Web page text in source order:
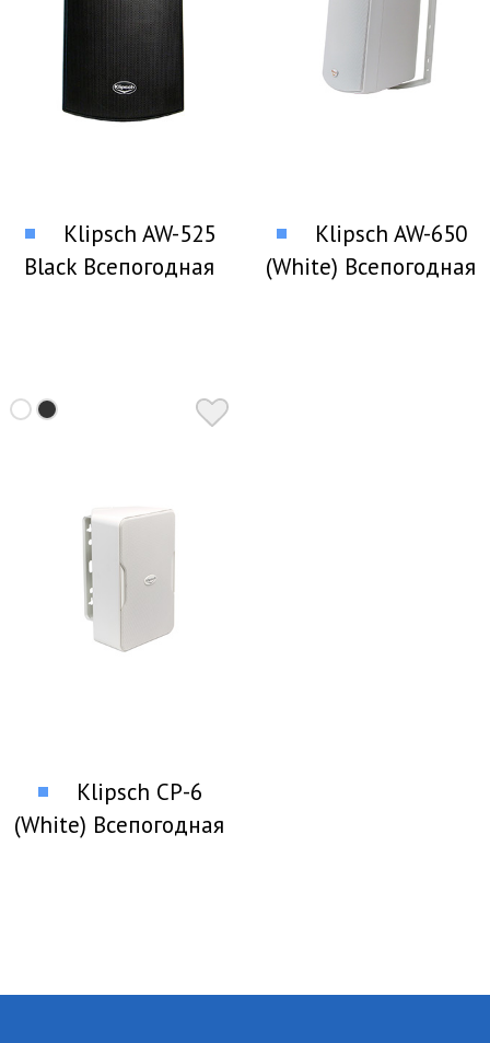
Klipsch AW-525
Black Всепогодная
Klipsch AW-650
(White) Всепогодная
Klipsch CP-6
(White) Всепогодная